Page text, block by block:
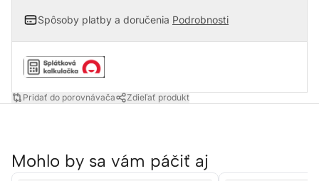
Spôsoby platby a doručenia Podrobnosti
Pridať do porovnávača Zdieľať produkt
Mohlo by sa vám páčiť aj